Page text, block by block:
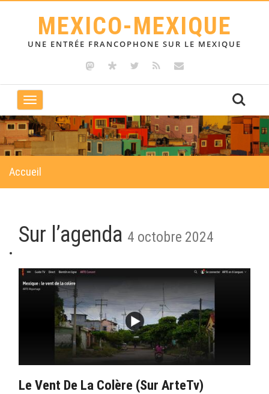
MEXICO-MEXIQUE
UNE ENTRÉE FRANCOPHONE SUR LE MEXIQUE
Toggle
navigation
Accueil
Sur l’agenda 4 octobre 2024
Le Vent De La Colère (sur ArteTv)